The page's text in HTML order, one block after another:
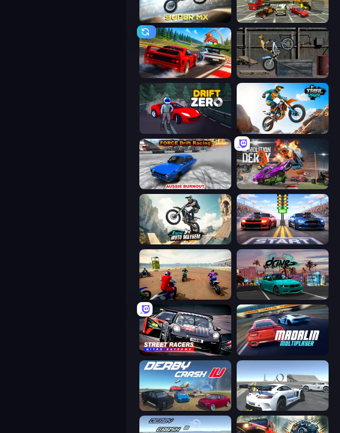
Super MX - Last Season Evolution Factor
Racing: Online! Trials Ride
Drift Zero Trial Mania
Force Drift Racing: Aussie Burnout Demolition Derby 3
Xtreme Moto Mayhem Street Racer 2
Super MX - The Champion RealDrive
Street Racers Nitro Extreme
Derby Crash 4